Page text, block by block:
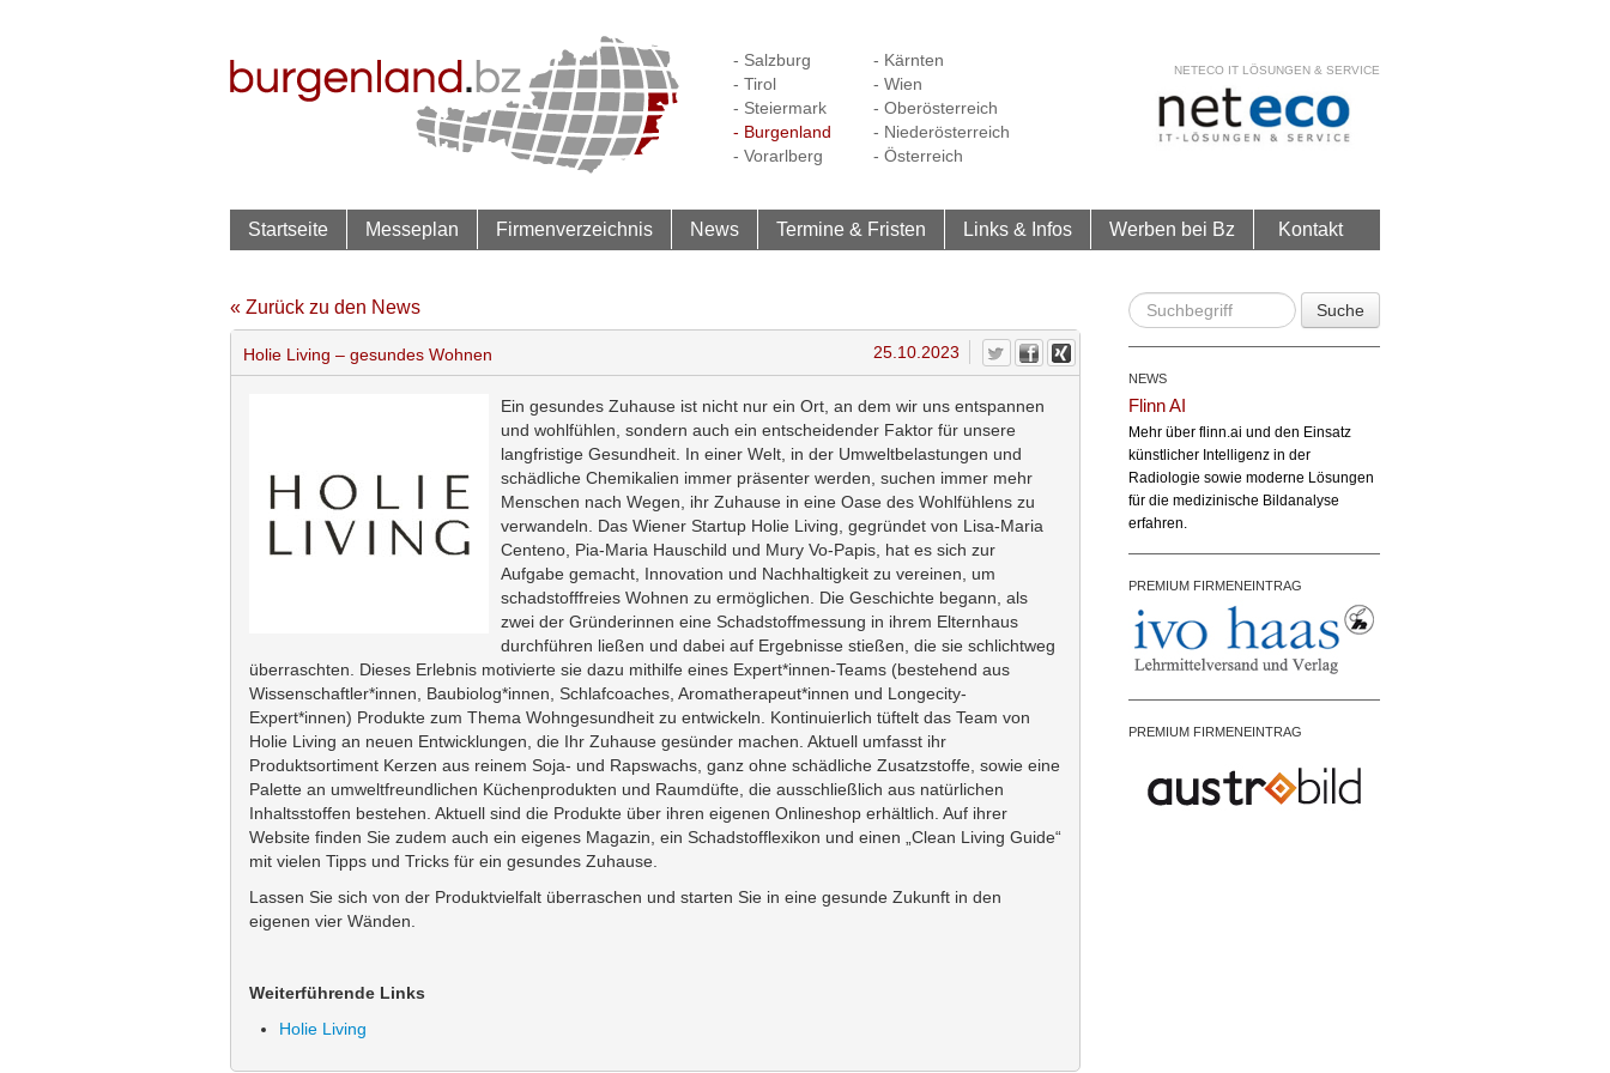
- Salzburg
- Tirol
- Steiermark
- Burgenland
- Vorarlberg
- Kärnten
- Wien
- Oberösterreich
- Niederösterreich
- Österreich
NETECO IT LÖSUNGEN & SERVICE
Startseite Messeplan Firmenverzeichnis News Termine & Fristen Links & Infos Werben bei Bz Kontakt
« Zurück zu den News
Holie Living – gesundes Wohnen 25.10.2023
Ein gesundes Zuhause ist nicht nur ein Ort, an dem wir uns entspannen
und wohlfühlen, sondern auch ein entscheidender Faktor für unsere
langfristige Gesundheit. In einer Welt, in der Umweltbelastungen und
schädliche Chemikalien immer präsenter werden, suchen immer mehr
Menschen nach Wegen, ihr Zuhause in eine Oase des Wohlfühlens zu
verwandeln. Das Wiener Startup Holie Living, gegründet von Lisa-Maria
Centeno, Pia-Maria Hauschild und Mury Vo-Papis, hat es sich zur
Aufgabe gemacht, Innovation und Nachhaltigkeit zu vereinen, um
schadstofffreies Wohnen zu ermöglichen. Die Geschichte begann, als
zwei der Gründerinnen eine Schadstoffmessung in ihrem Elternhaus
durchführen ließen und dabei auf Ergebnisse stießen, die sie schlichtweg
überraschten. Dieses Erlebnis motivierte sie dazu mithilfe eines Expert*innen-Teams (bestehend aus
Wissenschaftler*innen, Baubiolog*innen, Schlafcoaches, Aromatherapeut*innen und Longecity-
Expert*innen) Produkte zum Thema Wohngesundheit zu entwickeln. Kontinuierlich tüftelt das Team von
Holie Living an neuen Entwicklungen, die Ihr Zuhause gesünder machen. Aktuell umfasst ihr
Produktsortiment Kerzen aus reinem Soja- und Rapswachs, ganz ohne schädliche Zusatzstoffe, sowie eine
Palette an umweltfreundlichen Küchenprodukten und Raumdüfte, die ausschließlich aus natürlichen
Inhaltsstoffen bestehen. Aktuell sind die Produkte über ihren eigenen Onlineshop erhältlich. Auf ihrer
Website finden Sie zudem auch ein eigenes Magazin, ein Schadstofflexikon und einen „Clean Living Guide“
mit vielen Tipps und Tricks für ein gesundes Zuhause.
Lassen Sie sich von der Produktvielfalt überraschen und starten Sie in eine gesunde Zukunft in den
eigenen vier Wänden.
Weiterführende Links
Holie Living
Suche
NEWS
Flinn AI
Mehr über flinn.ai und den Einsatz
künstlicher Intelligenz in der
Radiologie sowie moderne Lösungen
für die medizinische Bildanalyse
erfahren.
PREMIUM FIRMENEINTRAG
PREMIUM FIRMENEINTRAG